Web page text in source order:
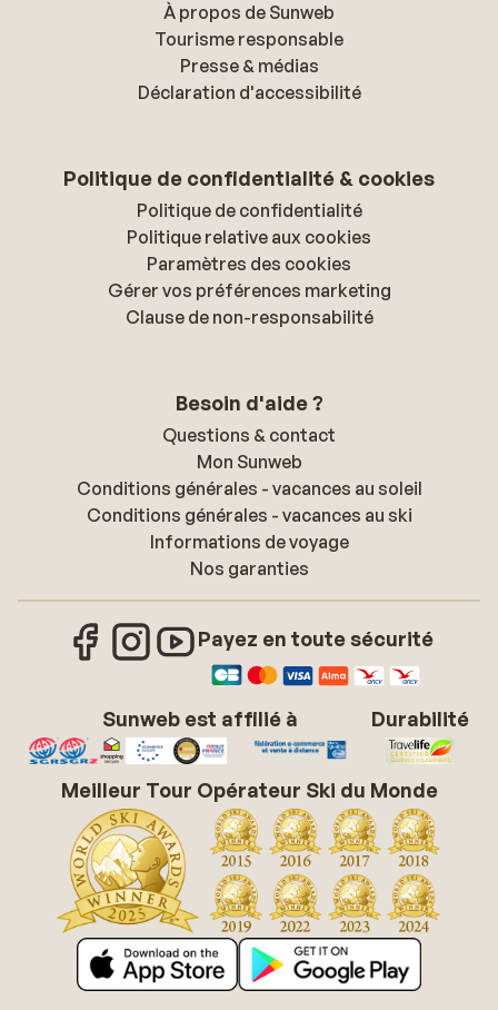
À propos de Sunweb
Tourisme responsable
Presse & médias
Déclaration d'accessibilité
Politique de confidentialité & cookies
Politique de confidentialité
Politique relative aux cookies
Paramètres des cookies
Gérer vos préférences marketing
Clause de non-responsabilité
Besoin d'aide ?
Questions & contact
Mon Sunweb
Conditions générales - vacances au soleil
Conditions générales - vacances au ski
Informations de voyage
Nos garanties
Payez en toute sécurité
Sunweb est affilié à Durabilité
Meilleur Tour Opérateur Ski du Monde